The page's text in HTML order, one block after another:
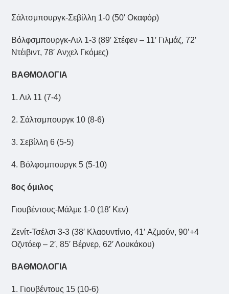
Σάλτσμπουργκ-Σεβίλλη 1-0 (50′ Οκαφόρ)
Βόλφσμπουργκ-Λιλ 1-3 (89′ Στέφεν – 11′ Γιλμάζ, 72′
Ντέιβιντ, 78′ Aνχελ Γκόμες)
ΒΑΘΜΟΛΟΓΙΑ
1. Λιλ 11 (7-4)
2. Σάλτσμπουργκ 10 (8-6)
3. Σεβίλλη 6 (5-5)
4. Βόλφσμπουργκ 5 (5-10)
8ος όμιλος
Γιουβέντους-Μάλμε 1-0 (18′ Κεν)
Ζενίτ-Τσέλσι 3-3 (38′ Κλαουντίνιο, 41′ Aζμούν, 90’+4
Oζντόεφ – 2′, 85′ Bέρνερ, 62′ Λουκάκου)
ΒΑΘΜΟΛΟΓΙΑ
1. Γιουβέντους 15 (10-6)